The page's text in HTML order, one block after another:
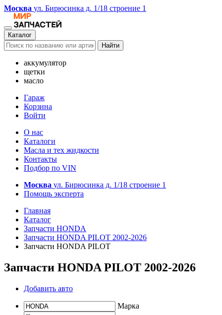
Москва ул. Бирюсинка д. 1/18 строение 1
Каталог
Найти
аккумулятор
щетки
масло
Гараж
Корзина
Войти
О нас
Каталоги
Масла и тех жидкости
Контакты
Подбор по VIN
Москва ул. Бирюсинка д. 1/18 строение 1
Помощь эксперта
Главная
Каталог
Запчасти HONDA
Запчасти HONDA PILOT 2002-2026
Запчасти HONDA PILOT
Запчасти HONDA PILOT 2002-2026
Добавить авто
Марка